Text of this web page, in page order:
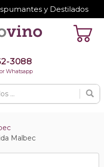
y Destilados
3088
Whatsapp
Malbec